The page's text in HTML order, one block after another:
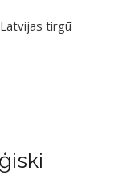
tirgū